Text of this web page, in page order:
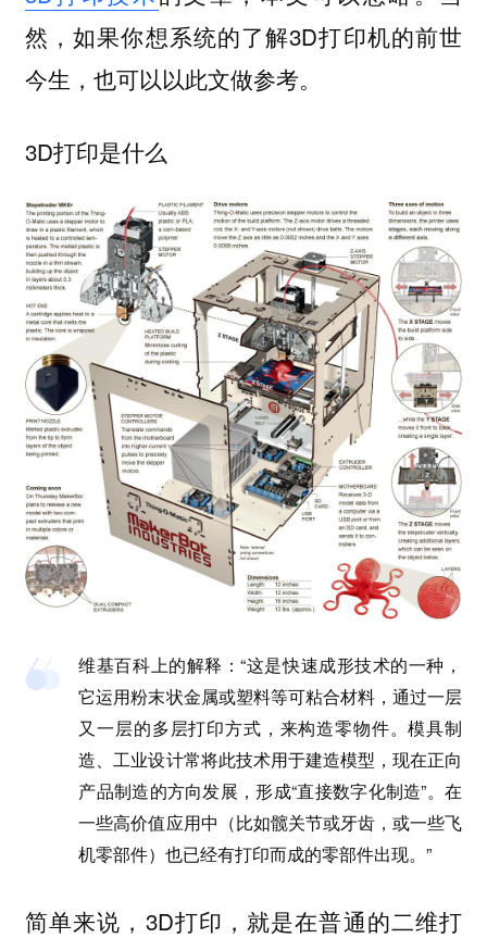
然，如果你想系统的了解3D打印机的前世
今生，也可以以此文做参考。
3D打印是什么
维基百科上的解释：“这是快速成形技术的一种，
它运用粉末状金属或塑料等可粘合材料，通过一层
又一层的多层打印方式，来构造零物件。模具制
造、工业设计常将此技术用于建造模型，现在正向
产品制造的方向发展，形成“直接数字化制造”。在
一些高价值应用中（比如髋关节或牙齿，或一些飞
机零部件）也已经有打印而成的零部件出现。”
简单来说，3D打印，就是在普通的二维打